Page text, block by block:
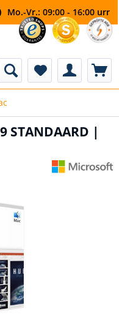
Mo.-Vr.: 09:00 - 16:00 urr
STANDAARD |